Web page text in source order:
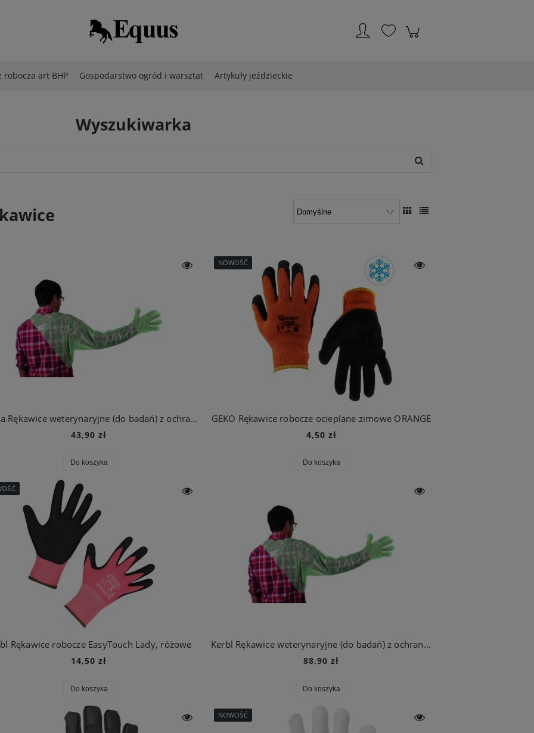
robocza art BHP Gospodarstwo ogród i warsztat Artykuły jeździeckie
Wyszukiwarka
Farma Rękawice weterynaryjne (do badań) z ochraniaczem, 120 cm
43,90 zł
Do koszyka
GEKO Rękawice robocze ocieplane zimowe ORANGE
4,50 zł
Do koszyka
NOWOŚĆ
Rękawice robocze EasyTouch Lady, różowe
14,50 zł
Do koszyka
Kerbl Rękawice weterynaryjne (do badań) z ochraniaczem, 120 cm (1)
88,90 zł
Do koszyka
NOWOŚĆ